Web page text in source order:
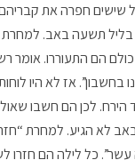
שישים חפרה את
בליל תשעה באב. למחרת
הם התעוררו. אומר
בחשבון”. אז לא היו
הירח. לכן הם חשבו
לא הגיע. למחרת
כל לילה הם חזרו